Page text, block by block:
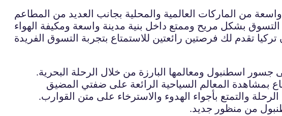
من الماركات العالمية والمحلية بجانب العديد من المطاعم
اسطنبول ومعالمها البارزة من خلال الرحلة البحرية.
بمشاهدة المعالم السياحية الرائعة على ضفتي المضيق
والتمتع بأجواء الهدوء والاسترخاء على متن القوارب.
من منظور جديد.